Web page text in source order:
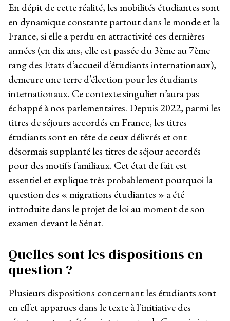
En dépit de cette réalité, les mobilités étudiantes sont
en dynamique constante partout dans le monde et la
France, si elle a perdu en attractivité ces dernières
années (en dix ans, elle est passée du 3èmeau 7ème
rang des Etats d’accueil d’étudiants internationaux),
demeure une terre d’élection pour les étudiants
internationaux. Ce contexte singulier n’aura pas
échappé à nos parlementaires. Depuis 2022, parmi les
titres de séjours accordés en France, les titres
étudiants sont en tête de ceux délivrés et ont
désormais supplanté les titres de séjour accordés
pour des motifs familiaux. Cet état de fait est
essentiel et explique très probablement pourquoi la
question des « migrations étudiantes » a été
introduite dans le projet de loi au moment de son
examen devant le Sénat.
Quelles sont les dispositions en
question ?
Plusieurs dispositions concernant les étudiants sont
en effet apparues dans le texte à l’initiative des